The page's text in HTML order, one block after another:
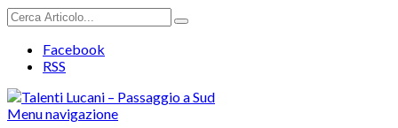
Facebook
RSS
Menu navigazione